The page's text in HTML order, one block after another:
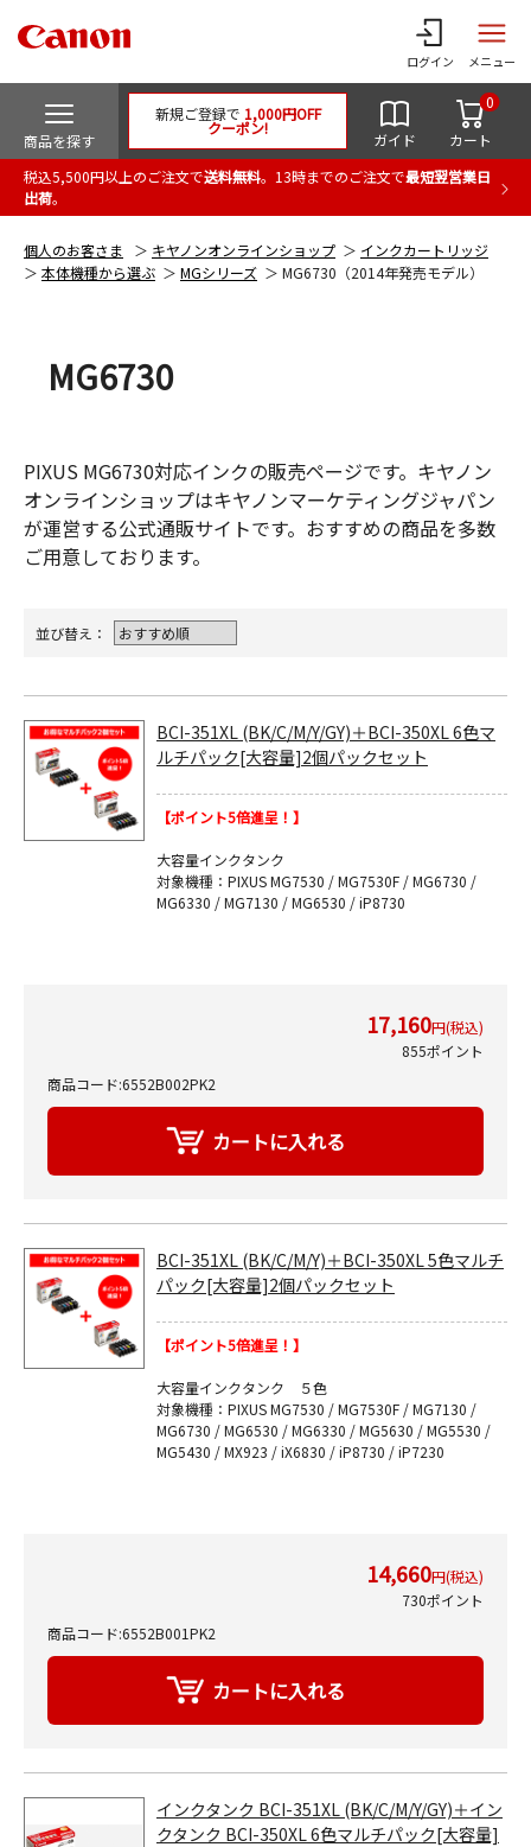
ログイン メニュー
商品を探す
新規ご登録で 1,000円OFF
クーポン!
ガイド カート
0
税込5,500円以上のご注文で送料無料。13時までのご注文で最短翌営業日
出荷。
個人のお客さま キヤノンオンラインショップ
インクカートリッジ
本体機種から選ぶ
MGシリーズ MG6730（2014年発売モデル）
MG6730
PIXUS MG6730対応インクの販売ページです。キヤノン
オンラインショップはキヤノンマーケティングジャパン
が運営する公式通販サイトです。おすすめの商品を多数
ご用意しております。
並び替え：
BCI-351XL (BK/C/M/Y/GY)＋BCI-350XL 6色マ
ルチパック[大容量]2個パックセット
【ポイント5倍進呈！】
大容量インクタンク
対象機種：PIXUS MG7530 / MG7530F / MG6730 /
MG6330 / MG7130 / MG6530 / iP8730
17,160円(税込)
855ポイント
商品コード:6552B002PK2
BCI-351XL (BK/C/M/Y)＋BCI-350XL 5色マルチ
パック[大容量]2個パックセット
【ポイント5倍進呈！】
大容量インクタンク ５色
対象機種：PIXUS MG7530 / MG7530F / MG7130 /
MG6730 / MG6530 / MG6330 / MG5630 / MG5530 /
MG5430 / MX923 / iX6830 / iP8730 / iP7230
14,660円(税込)
730ポイント
商品コード:6552B001PK2
インクタンク BCI-351XL (BK/C/M/Y/GY)＋イン
クタンク BCI-350XL 6色マルチパック[大容量]